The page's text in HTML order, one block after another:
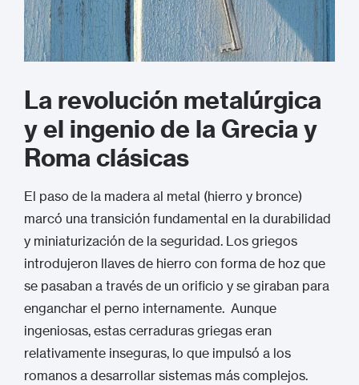
La revolución metalúrgica
y el ingenio de la Grecia y
Roma clásicas
El paso de la madera al metal (hierro y bronce)
marcó una transición fundamental en la durabilidad
y miniaturización de la seguridad. Los griegos
introdujeron llaves de hierro con forma de hoz que
se pasaban a través de un orificio y se giraban para
enganchar el perno internamente. Aunque
ingeniosas, estas cerraduras griegas eran
relativamente inseguras, lo que impulsó a los
romanos a desarrollar sistemas más complejos.